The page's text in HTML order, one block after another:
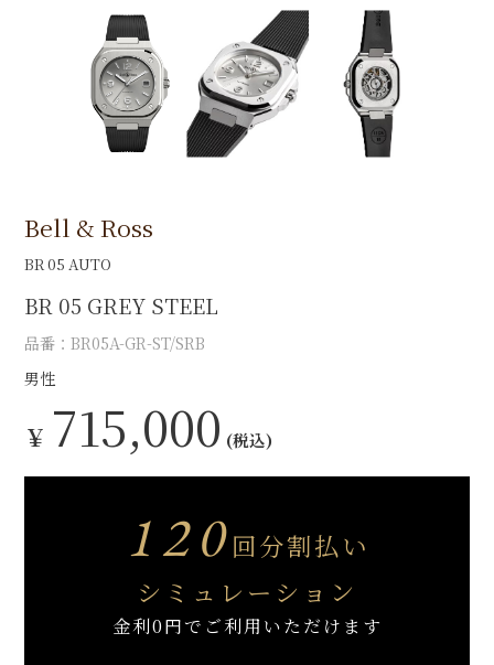
Bell & Ross
BR 05 AUTO
BR 05 GREY STEEL
品番：BR05A-GR-ST/SRB
男性
￥ 715,000 (税込)
120回分割払い
シミュレーション
金利0円でご利用いただけます